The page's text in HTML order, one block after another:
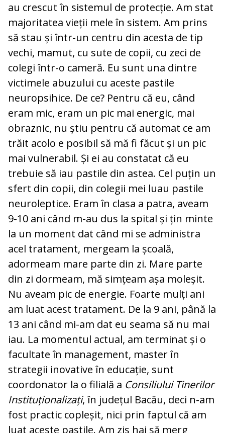
au crescut în sistemul de protecție. Am stat
majoritatea vieții mele în sistem. Am prins
să stau și într-un centru din acesta de tip
vechi, mamut, cu sute de copii, cu zeci de
colegi într-o cameră. Eu sunt una dintre
victimele abuzului cu aceste pastile
neuropsihice. De ce? Pentru că eu, când
eram mic, eram un pic mai energic, mai
obraznic, nu știu pentru că automat ce am
trăit acolo e posibil să mă fi făcut și un pic
mai vulnerabil. Și ei au constatat că eu
trebuie să iau pastile din astea. Cel puțin un
sfert din copii, din colegii mei luau pastile
neuroleptice. Eram în clasa a patra, aveam
9-10 ani când m-au dus la spital și țin minte
la un moment dat când mi se administra
acel tratament, mergeam la școală,
adormeam mare parte din zi. Mare parte
din zi dormeam, mă simțeam așa moleșit.
Nu aveam pic de energie. Foarte mulți ani
am luat acest tratament. De la 9 ani, până la
13 ani când mi-am dat eu seama să nu mai
iau. La momentul actual, am terminat și o
facultate în management, master în
strategii inovative în educație, sunt
coordonator la o filială a Consiliului Tinerilor
Instituționalizați, în județul Bacău, deci n-am
fost practic copleșit, nici prin faptul că am
luat aceste pastile. Am zis hai să merg